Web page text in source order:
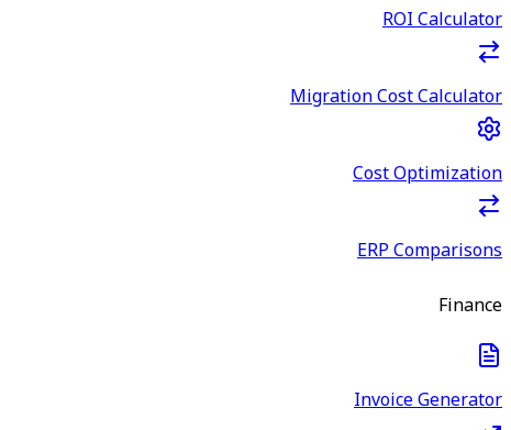
ROI Calculator
Migration Cost Calculator
Cost Optimization
ERP Comparisons
Finance
Invoice Generator